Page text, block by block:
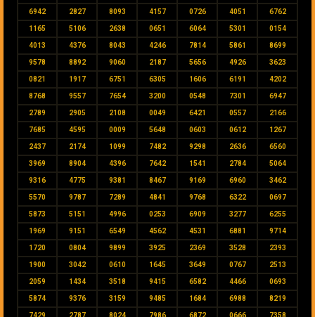
6942 2827 8093 4157 0726 4051 6762
1165 5106 2638 0651 6064 5301 0154
4013 4376 8043 4246 7814 5861 8699
9578 8892 9060 2187 5656 4926 3623
0821 1917 6751 6305 1606 6191 4202
8768 9557 7654 3200 0548 7301 6947
2789 2905 2108 0049 6421 0557 2166
7685 4595 0009 5648 0603 0612 1267
2437 2174 1099 7482 9298 2636 6560
3969 8904 4396 7642 1541 2784 5064
9316 4775 9381 8467 9169 6960 3462
5570 9787 7289 4841 9768 6322 0697
5873 5151 4996 0253 6909 3277 6255
1969 9151 6549 4562 4531 6881 9714
1720 0804 9899 3925 2369 3528 2393
1900 3042 0610 1645 3649 0767 2513
2059 1434 3518 9415 6582 4466 0693
5874 9376 3159 9485 1684 6988 8219